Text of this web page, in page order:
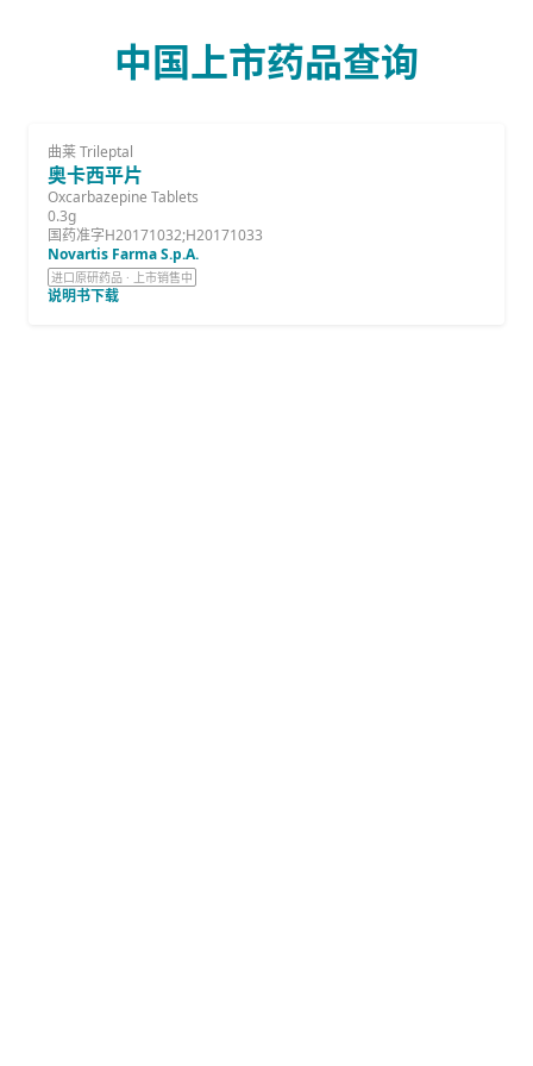
中国上市药品查询
曲莱 Trileptal
奥卡西平片
Oxcarbazepine Tablets
0.3g
国药准字H20171032;H20171033
Novartis Farma S.p.A.
进口原研药品 · 上市销售中
说明书下载